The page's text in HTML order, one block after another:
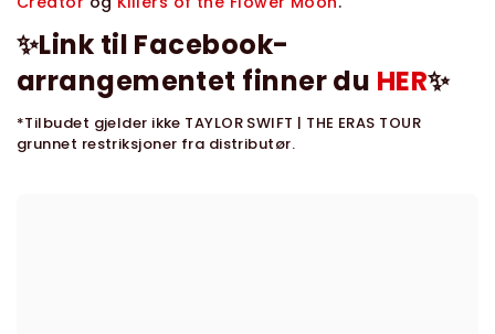
✨Link til Facebook-
arrangementet finner du HER✨
*Tilbudet gjelder ikke TAYLOR SWIFT | THE ERAS TOUR
grunnet restriksjoner fra distributør.